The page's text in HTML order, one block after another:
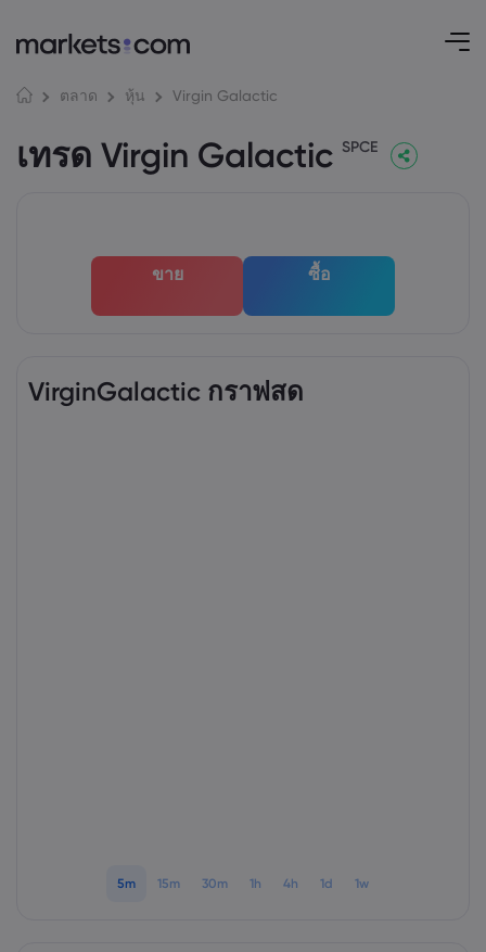
ตลาด หุ้น Virgin Galactic
เทรด Virgin Galactic SPCE
ขาย ซื้อ
VirginGalactic กราฟสด
5m 15m 30m 1h 4h 1d 1w